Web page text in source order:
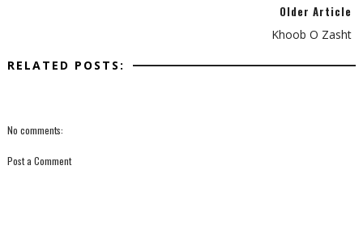
Older Article
Khoob O Zasht
RELATED POSTS:
No comments:
Post a Comment